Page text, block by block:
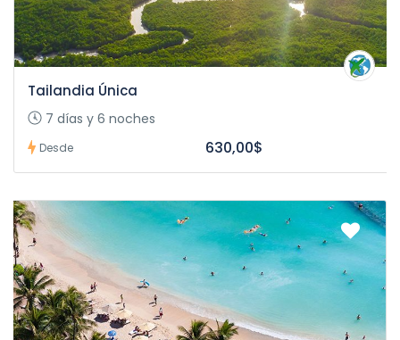
Tailandia Única
7 días y 6 noches
Desde 630,00$